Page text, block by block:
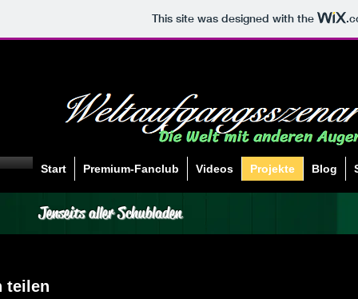
This site was designed with the
Start Premium-Fanclub Videos Projekte Blog
Jenseits aller Schubladen
teilen